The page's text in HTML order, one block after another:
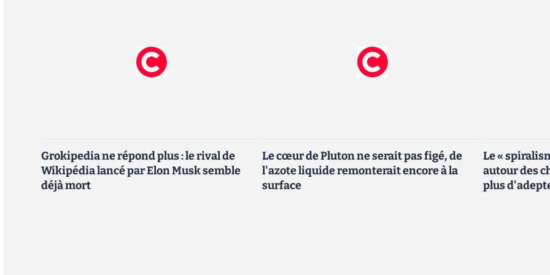
Grokipedia ne répond plus : le rival de
Wikipédia lancé par Elon Musk semble
déjà mort
Le cœur de Pluton ne serait pas figé, de
l'azote liquide remonterait encore à la
surface
Le «
autour des
plus